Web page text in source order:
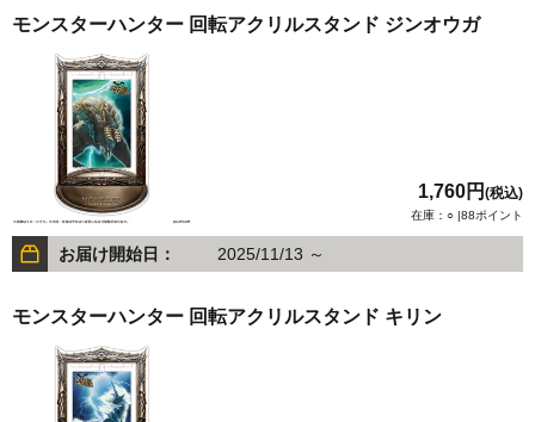
モンスターハンター 回転アクリルスタンド ジンオウガ
1,760円 (税込)
在庫：○ |88ポイント
お届け開始日： 2025/11/13 ～
モンスターハンター 回転アクリルスタンド キリン